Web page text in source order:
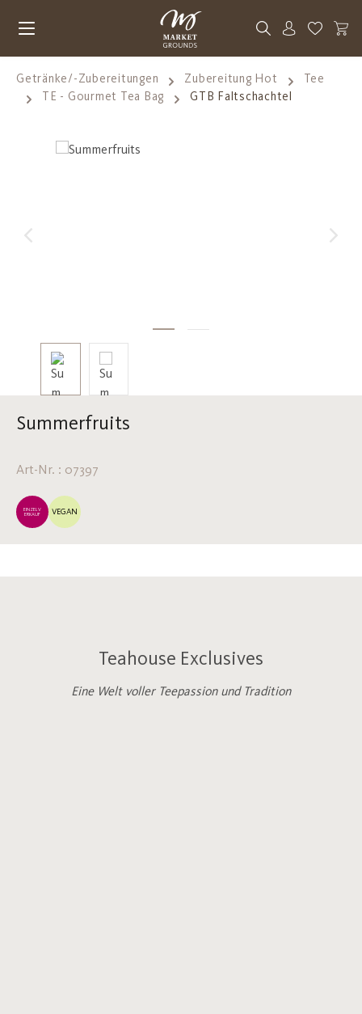
Du hast
Getränke/-Zubereitungen Zubereitung Hot
Tee
TE - Gourmet Tea Bag
GTB Faltschachtel
Bildergalerie überspringen
Summerfruits
Art-Nr. : 07397
EINZELV
ERKAUF
VEGAN
Teahouse Exclusives
Eine Welt voller Teepassion und Tradition